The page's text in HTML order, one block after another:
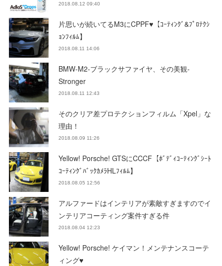
2018.08.12 09:40
片思いが続いてるM3にCPPF♥【ｺｰﾃｨﾝｸﾞ&ﾌﾟﾛﾃｸｼ
ｮﾝﾌｨﾙﾑ】
2018.08.11 14:06
BMW-M2-ブラックサファイヤ、その美観-
Stronger
2018.08.11 12:43
そのクリア差プロテクションフィルム「Xpel」な
理由！
2018.08.09 11:26
Yellow! Porsche! GTSにCCCF【ﾎﾞﾃﾞｨｺｰﾃｨﾝｸﾞｼｰﾄ
ｺｰﾃｨﾝｸﾞﾊﾞｯｸｶﾒﾗHLﾌｨﾙﾑ】
2018.08.05 12:56
アルファードはインテリアが素敵すぎますのでイ
ンテリアコーティング案件すぎる件
2018.08.04 12:23
Yellow! Porsche! ケイマン！メンテナンスコーテ
ィング♥